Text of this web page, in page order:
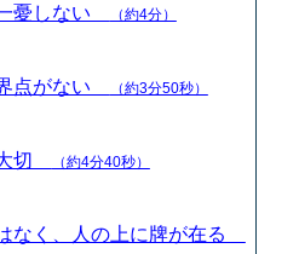
憂しない （約4分）
点がない （約3分50秒）
切 （約4分40秒）
なく、人の上に牌が在る